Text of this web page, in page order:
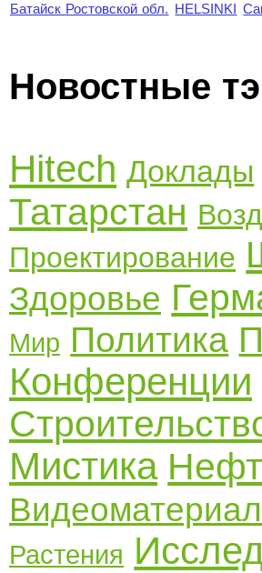
Батайск Ростовской обл. HELSINKI
Новостные
Hitech Доклады
Татарстан
Проектирование
Здоровье
Мир Политика
Конференции
Мистика
Растения